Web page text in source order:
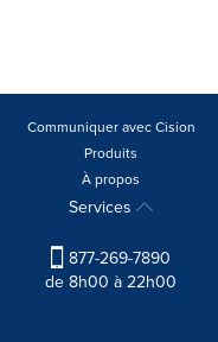
Communiquer avec Cision
Produits
À propos
Services
877-269-7890
de 8h00 à 22h00